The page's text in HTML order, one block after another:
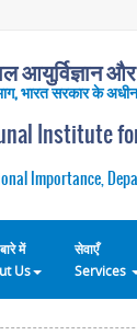
आयुर्विज्ञान
भारत सरकार के
Institute
Importance,
में
Us
सेवाएँ
Services